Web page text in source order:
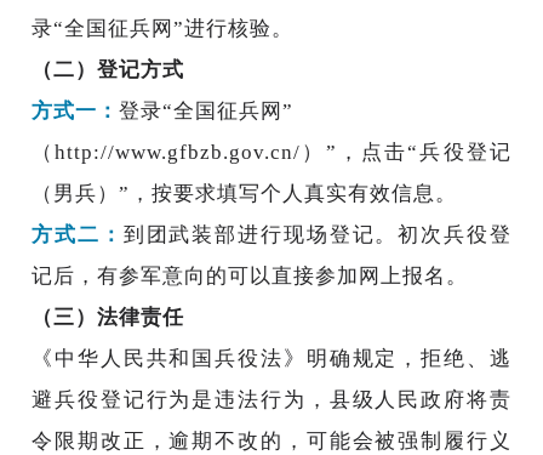
录“全国征兵网”进行核验。
（二）登记方式
方式一：登录“全国征兵网”
（http://www.gfbzb.gov.cn/）”，点击“兵役登记
（男兵）”，按要求填写个人真实有效信息。
方式二： 到团武装部进行现场登记。初次兵役登
记后，有参军意向的可以直接参加网上报名。
（三）法律责任
《中华人民共和国兵役法》明确规定，拒绝、逃
避兵役登记行为是违法行为，县级人民政府将责
令限期改正，逾期不改的，可能会被强制履行义